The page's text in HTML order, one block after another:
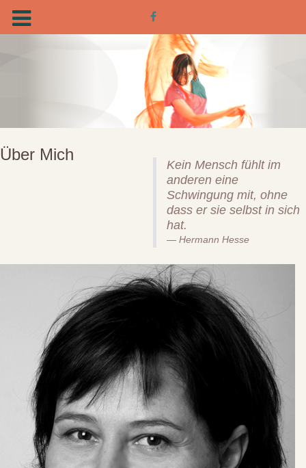
Kein Mensch fühlt im
anderen eine
Schwingung mit, ohne
dass er sie selbst in sich
hat.
Hermann Hesse
Über Mich